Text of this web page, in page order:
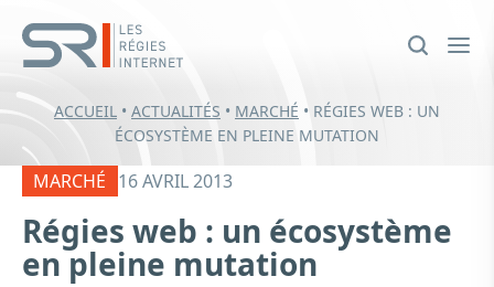
ACCUEIL • ACTUALITÉS • MARCHÉ • RÉGIES WEB : UN
ÉCOSYSTÈME EN PLEINE MUTATION
MARCHÉ 16 AVRIL 2013
Régies web : un écosystème
en pleine mutation